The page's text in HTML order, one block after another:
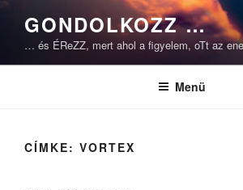
Tartalomhoz
GONDOLKOZZ …
… és ÉReZZ, mert ahol a figyelem, oTt az
Menü
CÍMKE: VORTEX